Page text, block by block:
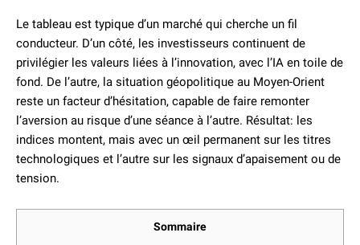
Le tableau est typique d’un marché qui cherche un fil
conducteur. D’un côté, les investisseurs continuent de
privilégier les valeurs liées à l’innovation, avec l’IA en toile de
fond. De l’autre, la situation géopolitique au Moyen-Orient
reste un facteur d’hésitation, capable de faire remonter
l’aversion au risque d’une séance à l’autre. Résultat: les
indices montent, mais avec un œil permanent sur les titres
technologiques et l’autre sur les signaux d’apaisement ou de
tension.
Sommaire